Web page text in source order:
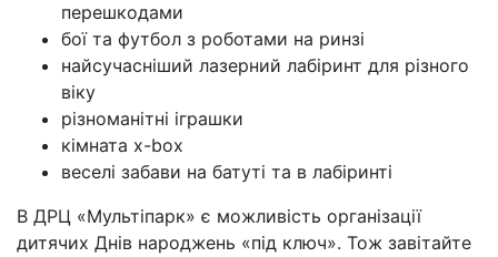
перешкодами
бої та футбол з роботами на ринзі
найсучасніший лазерний лабіринт для різного
віку
різноманітні іграшки
кімната х-box
веселі забави на батуті та в лабіринті
В ДРЦ «Мультіпарк» є можливість організації
дитячих Днів народжень «під ключ». Тож завітайте